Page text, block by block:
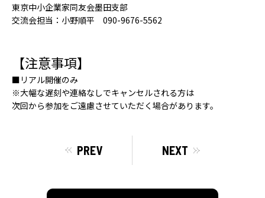
東京中小企業家同友会墨田支部
交流会担当：小野順平 090-9676-5562
【注意事項】
■リアル開催のみ
※大幅な遅刻や連絡なしでキャンセルされる方は
次回から参加をご遠慮させていただく場合があります。
PREV NEXT